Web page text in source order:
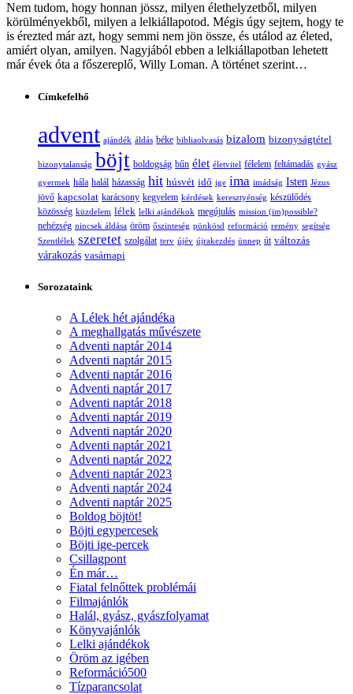
Nem tudom, hogy honnan jössz, milyen élethelyzetből, milyen
körülményekből, milyen a lelkiállapotod. Mégis úgy sejtem, hogy te
is érezted már azt, hogy semmi nem jön össze, és utálod az életed,
amiért olyan, amilyen. Nagyjából ebben a lelkiállapotban lehetett
már évek óta a főszereplő, Willy Loman. A történet szerint…
Címkefelhő
advent ajándék áldás béke bibliaolvasás bizalom bizonyságtétel
bizonytalanság böjt boldogság bűn élet életvitel félelem feltámadás gyász
gyermek hála halál házasság hit húsvét idő ige ima imádság Isten Jézus
jövő kapcsolat karácsony kegyelem kérdések keresztyénség készülődés
közösség küzdelem lélek lelki ajándékok megújulás mission (im)possible?
nehézség nincsek áldása öröm őszinteség pünkösd reformáció remény segítség
Szentlélek szeretet szolgálat terv újév újrakezdés ünnep út változás
várakozás vasárnapi
Sorozataink
A Lélek hét ajándéka
A meghallgatás művészete
Adventi naptár 2014
Adventi naptár 2015
Adventi naptár 2016
Adventi naptár 2017
Adventi naptár 2018
Adventi naptár 2019
Adventi naptár 2020
Adventi naptár 2021
Adventi naptár 2022
Adventi naptár 2023
Adventi naptár 2024
Adventi naptár 2025
Boldog böjtöt!
Böjti egypercesek
Böjti ige-percek
Csillagpont
Én már…
Fiatal felnőttek problémái
Filmajánlók
Halál, gyász, gyászfolyamat
Könyvajánlók
Lelki ajándékok
Öröm az igében
Reformáció500
Tízparancsolat